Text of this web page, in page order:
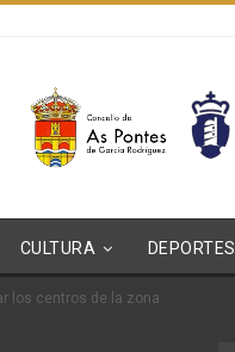
CULTURA DEPORTES
los centros de la zona